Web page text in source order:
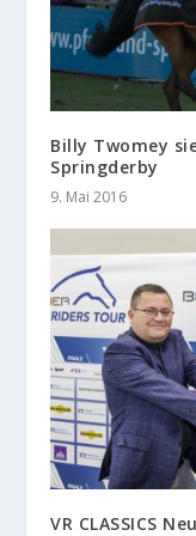
Billy Twomey
Springderby
9. Mai 2016
VR CLASSICS